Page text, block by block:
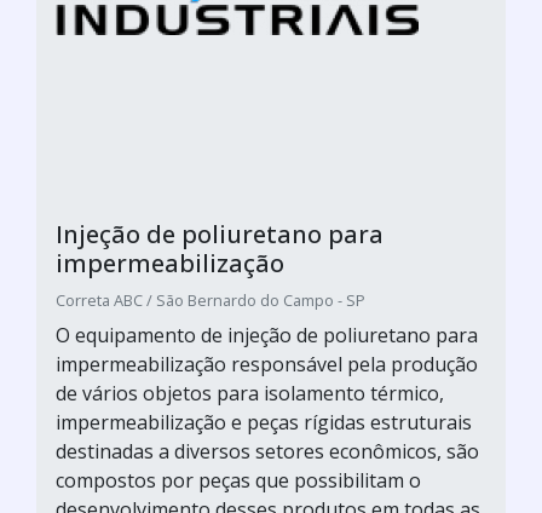
Injeção de poliuretano para
impermeabilização
Correta ABC / São Bernardo do Campo - SP
O equipamento de injeção de poliuretano para
impermeabilização responsável pela produção
de vários objetos para isolamento térmico,
impermeabilização e peças rígidas estruturais
destinadas a diversos setores econômicos, são
compostos por peças que possibilitam o